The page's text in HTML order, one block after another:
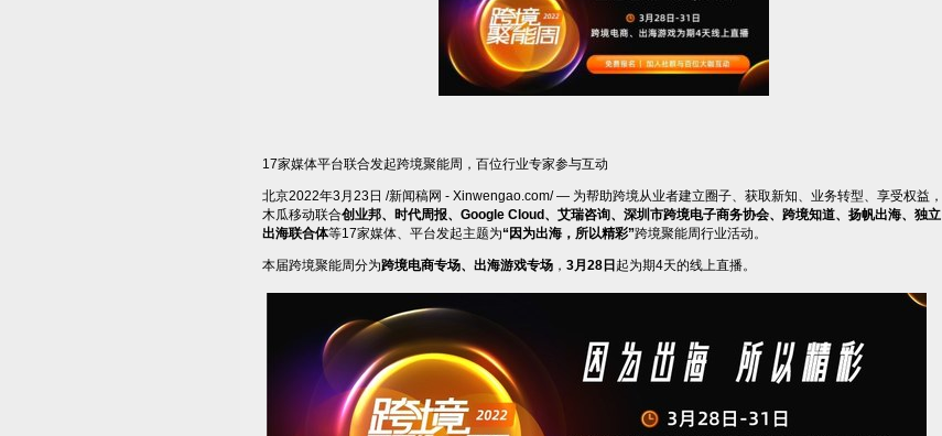
17家媒体平台联合发起跨境聚能周，百位行业专家参与互动
北京2022年3月23日 /新闻稿网 - Xinwengao.com/ — 为帮助跨境从业者建立圈子、获取新知、业务转型、享受权益，
木瓜移动联合创业邦、时代周报、 Google Cloud 、艾瑞咨询、深圳市跨境电子商务协会、跨境知道、扬帆出海、独立
出海联合体等17家媒体、平台发起主题为“因为出海，所以精彩”跨境聚能周行业活动。
本届跨境聚能周分为跨境电商专场、出海游戏专场 ， 3月 28 日 起为期4天的线上直播。